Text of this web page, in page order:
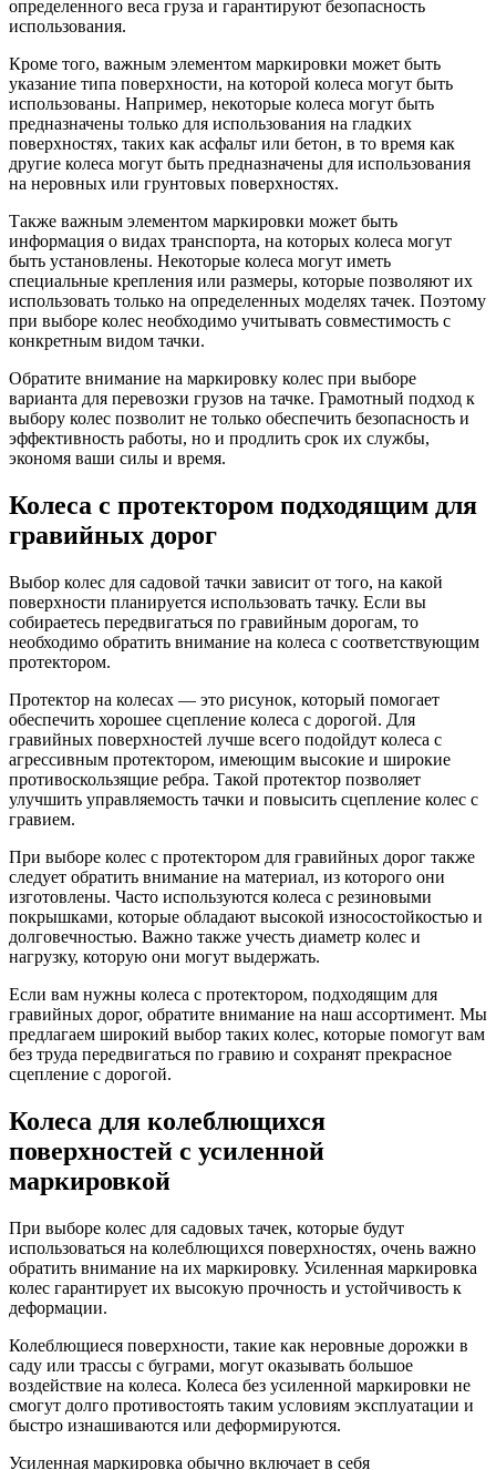
определенного веса груза и гарантируют безопасность
использования.
Кроме того, важным элементом маркировки может быть
указание типа поверхности, на которой колеса могут быть
использованы. Например, некоторые колеса могут быть
предназначены только для использования на гладких
поверхностях, таких как асфальт или бетон, в то время как
другие колеса могут быть предназначены для использования
на неровных или грунтовых поверхностях.
Также важным элементом маркировки может быть
информация о видах транспорта, на которых колеса могут
быть установлены. Некоторые колеса могут иметь
специальные крепления или размеры, которые позволяют их
использовать только на определенных моделях тачек. Поэтому
при выборе колес необходимо учитывать совместимость с
конкретным видом тачки.
Обратите внимание на маркировку колес при выборе
варианта для перевозки грузов на тачке. Грамотный подход к
выбору колес позволит не только обеспечить безопасность и
эффективность работы, но и продлить срок их службы,
экономя ваши силы и время.
Колеса с протектором подходящим для
гравийных дорог
Выбор колес для садовой тачки зависит от того, на какой
поверхности планируется использовать тачку. Если вы
собираетесь передвигаться по гравийным дорогам, то
необходимо обратить внимание на колеса с соответствующим
протектором.
Протектор на колесах — это рисунок, который помогает
обеспечить хорошее сцепление колеса с дорогой. Для
гравийных поверхностей лучше всего подойдут колеса с
агрессивным протектором, имеющим высокие и широкие
противоскользящие ребра. Такой протектор позволяет
улучшить управляемость тачки и повысить сцепление колес с
гравием.
При выборе колес с протектором для гравийных дорог также
следует обратить внимание на материал, из которого они
изготовлены. Часто используются колеса с резиновыми
покрышками, которые обладают высокой износостойкостью и
долговечностью. Важно также учесть диаметр колес и
нагрузку, которую они могут выдержать.
Если вам нужны колеса с протектором, подходящим для
гравийных дорог, обратите внимание на наш ассортимент. Мы
предлагаем широкий выбор таких колес, которые помогут вам
без труда передвигаться по гравию и сохранят прекрасное
сцепление с дорогой.
Колеса для колеблющихся
поверхностей с усиленной
маркировкой
При выборе колес для садовых тачек, которые будут
использоваться на колеблющихся поверхностях, очень важно
обратить внимание на их маркировку. Усиленная маркировка
колес гарантирует их высокую прочность и устойчивость к
деформации.
Колеблющиеся поверхности, такие как неровные дорожки в
саду или трассы с буграми, могут оказывать большое
воздействие на колеса. Колеса без усиленной маркировки не
смогут долго противостоять таким условиям эксплуатации и
быстро изнашиваются или деформируются.
Усиленная маркировка обычно включает в себя